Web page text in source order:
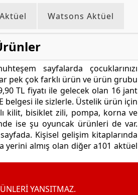
Watsons Aktüel
sayfalarda çocuklarınızı
pek çok farklı ürün ve ürün grubu
TL fiyatı ile gelecek olan 16 jant
belgesi ile sizlerle. Üstelik ürün için
kilit, bisiklet zili, pompa, korna ve
ise şu oyuncak ürünleri de var.
Kişisel gelişim kitaplarında
yerini almış olan diğer a101 aktüel
YANSITMAZ.